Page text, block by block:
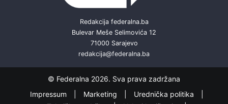
Redakcija federalna.ba
Bulevar Meše Selimovića 12
71000 Sarajevo
redakcija@federalna.ba
© Federalna 2026. Sva prava zadržana
Impressum
Marketing
Urednička politika